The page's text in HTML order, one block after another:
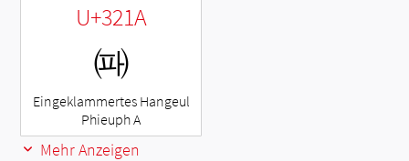
U+321A
㈚
Eingeklammertes Hangeul
Phieuph A
Mehr Anzeigen